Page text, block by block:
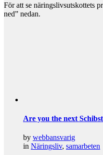
För att se näringslivsutskottets
ned” nedan.
Are you the next
by webbansvarig
in Näringsliv, samarbeten